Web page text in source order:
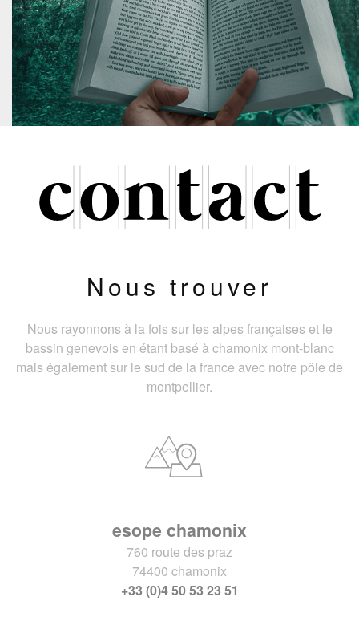
Nous trouver
Nous rayonnons à la fois sur les alpes françaises et le
bassin genevois en étant basé à chamonix mont-blanc
mais également sur le sud de la france avec notre pôle de
montpellier.
esope chamonix
760 route des praz
74400 chamonix
+33 (0)4 50 53 23 51